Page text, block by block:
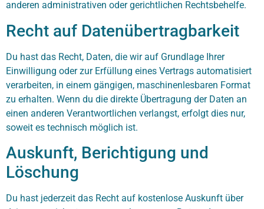
anderen administrativen oder gerichtlichen Rechtsbehelfe.
Recht auf Datenübertragbarkeit
Du hast das Recht, Daten, die wir auf Grundlage Ihrer
Einwilligung oder zur Erfüllung eines Vertrags automatisiert
verarbeiten, in einem gängigen, maschinenlesbaren Format
zu erhalten. Wenn du die direkte Übertragung der Daten an
einen anderen Verantwortlichen verlangst, erfolgt dies nur,
soweit es technisch möglich ist.
Auskunft, Berichtigung und
Löschung
Du hast jederzeit das Recht auf kostenlose Auskunft über